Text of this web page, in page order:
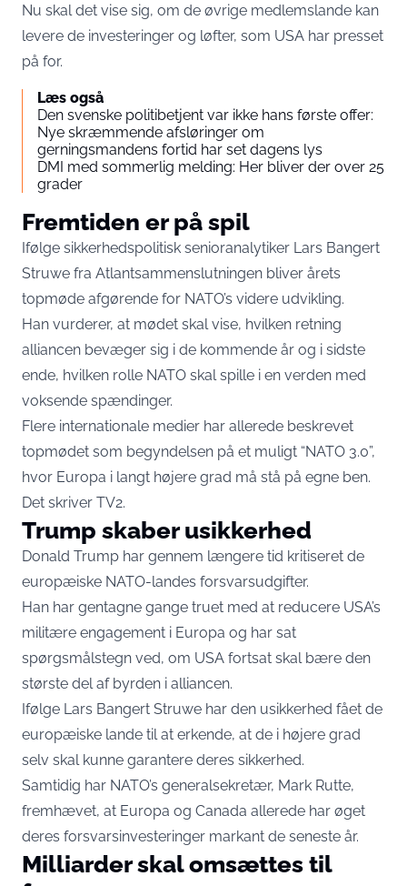
Nu skal det vise sig, om de øvrige medlemslande kan
levere de investeringer og løfter, som USA har presset
på for.
Læs også
Den svenske politibetjent var ikke hans første offer:
Nye skræmmende afsløringer om
gerningsmandens fortid har set dagens lys
DMI med sommerlig melding: Her bliver der over 25
grader
Fremtiden er på spil
Ifølge sikkerhedspolitisk senioranalytiker Lars Bangert
Struwe fra Atlantsammenslutningen bliver årets
topmøde afgørende for NATO’s videre udvikling.
Han vurderer, at mødet skal vise, hvilken retning
alliancen bevæger sig i de kommende år og i sidste
ende, hvilken rolle NATO skal spille i en verden med
voksende spændinger.
Flere internationale medier har allerede beskrevet
topmødet som begyndelsen på et muligt “NATO 3.0”,
hvor Europa i langt højere grad må stå på egne ben.
Det skriver TV2.
Trump skaber usikkerhed
Donald Trump har gennem længere tid kritiseret de
europæiske NATO-landes forsvarsudgifter.
Han har gentagne gange truet med at reducere USA’s
militære engagement i Europa og har sat
spørgsmålstegn ved, om USA fortsat skal bære den
største del af byrden i alliancen.
Ifølge Lars Bangert Struwe har den usikkerhed fået de
europæiske lande til at erkende, at de i højere grad
selv skal kunne garantere deres sikkerhed.
Samtidig har NATO’s generalsekretær, Mark Rutte,
fremhævet, at Europa og Canada allerede har øget
deres forsvarsinvesteringer markant de seneste år.
Milliarder skal omsættes til